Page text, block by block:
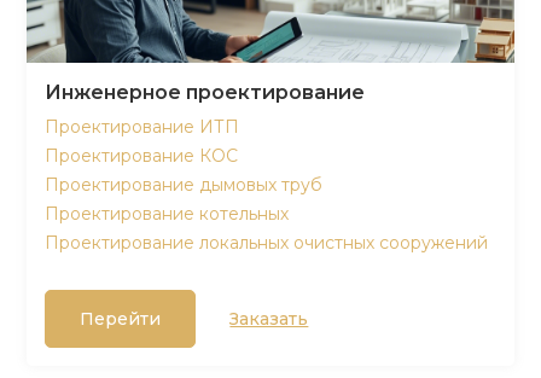
Инженерное проектирование
Проектирование ИТП
Проектирование КОС
Проектирование дымовых труб
Проектирование котельных
Проектирование локальных очистных сооружений
Перейти Заказать